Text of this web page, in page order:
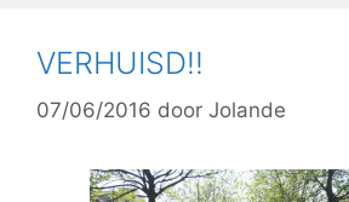
VERHUISD!!
07/06/2016 door Jolande